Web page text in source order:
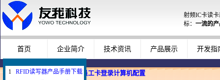
射频IC卡读
标： 一流的
首页 企业简介 技术资讯 产品展示 开发指
企业使用员工卡登录计算机配置
1
RFID读写器产品手册下载